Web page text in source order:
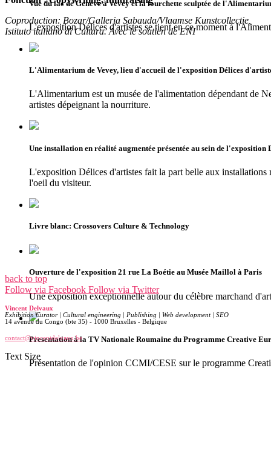
Vue du lac de Genève à Vevey et la fourchette sculptée de
L'exposition Délices d'artistes se tient en ce moment à
L'Alimentarium de Vevey, lieu d'accueil de l'exposition Délices
L'Alimentarium est un musée de l'alimentation dépendant de
artistes dépeignant la nourriture.
Une installation en réalité augmentée présentée au sein de
L'exposition Délices d'artistes fait la part belle aux
l'oeil du visiteur.
Livre blanc: Crossovers Culture & Technology
Ouverture de l'exposition 21 rue La Boétie au Musée Maillol à Paris
Une exposition exceptionnelle autour du célèbre marchand
Presentation à la TV Nationale Roumaine du Programme Creative
Présentation de l'opinion CCMI/CESE sur le programme
Coproduction: Bozar/Galleria Sabauda/Vlaamse Kunstcollectie,
Istituto italiano di Cultura. Avec le soutien de ENI
back to top
Follow via Facebook Follow via Twitter
Vincent Delvaux
Exhibition Curator | Cultural engineering | Publishing | Web development | SEO
14 avenue du Congo (bte 35) - 1000 Bruxelles - Belgique
contact@vincentdelvaux.be
Text Size